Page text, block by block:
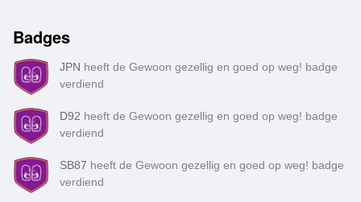
Badges
JPN heeft de Gewoon gezellig en goed op weg! badge
verdiend
D92 heeft de Gewoon gezellig en goed op weg! badge
verdiend
SB87 heeft de Gewoon gezellig en goed op weg! badge
verdiend